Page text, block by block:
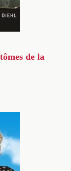
de la